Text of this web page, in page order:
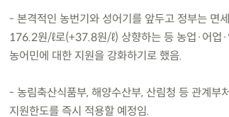
- 본격적인 농번기와 성어기를 앞두고 정부는 면
176.2원/ℓ로(+37.8원/ℓ) 상향하는 등 농업·어업
농어민에 대한 지원을 강화하기로 했음.
- 농림축산식품부, 해양수산부, 산림청 등 관계
지원한도를 즉시 적용할 예정임.